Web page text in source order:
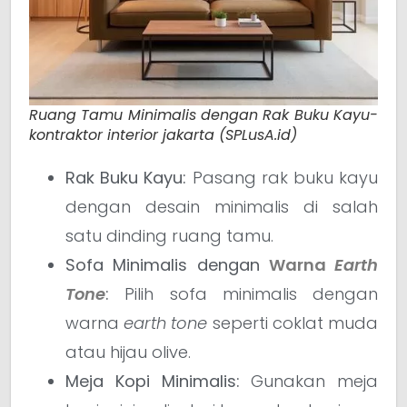
Ruang Tamu Minimalis dengan Rak Buku Kayu-
kontraktor interior jakarta (SPLusA.id)
Rak Buku Kayu: Pasang rak buku kayu
dengan desain minimalis di salah
satu dinding ruang tamu.
Sofa Minimalis dengan Warna Earth
Tone: Pilih sofa minimalis dengan
warnaearth tone seperti coklat muda
atau hijau olive.
Meja Kopi Minimalis: Gunakan meja